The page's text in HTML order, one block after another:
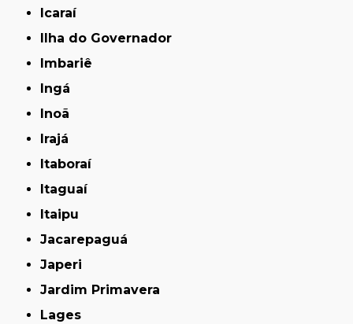
Icaraí
Ilha do Governador
Imbariê
Ingá
Inoã
Irajá
Itaboraí
Itaguaí
Itaipu
Jacarepaguá
Japeri
Jardim Primavera
Lages